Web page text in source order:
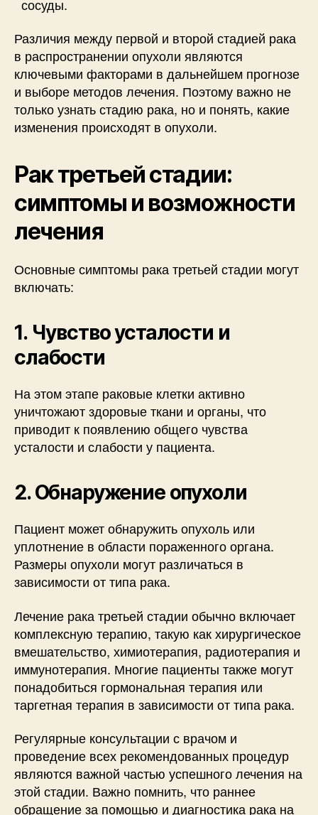
сосуды.
Различия между первой и второй стадией рака
в распространении опухоли являются
ключевыми факторами в дальнейшем прогнозе
и выборе методов лечения. Поэтому важно не
только узнать стадию рака, но и понять, какие
изменения происходят в опухоли.
Рак третьей стадии:
симптомы и возможности
лечения
Основные симптомы рака третьей стадии могут
включать:
1. Чувство усталости и
слабости
На этом этапе раковые клетки активно
уничтожают здоровые ткани и органы, что
приводит к появлению общего чувства
усталости и слабости у пациента.
2. Обнаружение опухоли
Пациент может обнаружить опухоль или
уплотнение в области пораженного органа.
Размеры опухоли могут различаться в
зависимости от типа рака.
Лечение рака третьей стадии обычно включает
комплексную терапию, такую как хирургическое
вмешательство, химиотерапия, радиотерапия и
иммунотерапия. Многие пациенты также могут
понадобиться гормональная терапия или
таргетная терапия в зависимости от типа рака.
Регулярные консультации с врачом и
проведение всех рекомендованных процедур
являются важной частью успешного лечения на
этой стадии. Важно помнить, что раннее
обращение за помощью и диагностика рака на